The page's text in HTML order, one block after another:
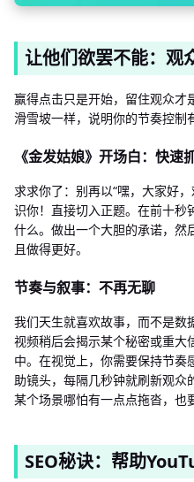
让他们欲罢不能：观
赢得点击只是开始，留住观众才
滑雪坡一样，说明你的节奏控制
《金发姑娘》开场白：快速
求求你了：别再以“嘿，大家好
识你！直接切入正题。在前十秒
什么。做出一个大胆的承诺，然
且做得更好。
节奏与叙事：不再无聊
我们天生就喜欢故事，而不是
视频稍后会揭示某个秘密或重大
中。在视觉上，你需要保持节
助镜头，每隔几秒钟就刷新观众
某个场景哪怕有一点点拖沓，也
SEO秘诀：帮助